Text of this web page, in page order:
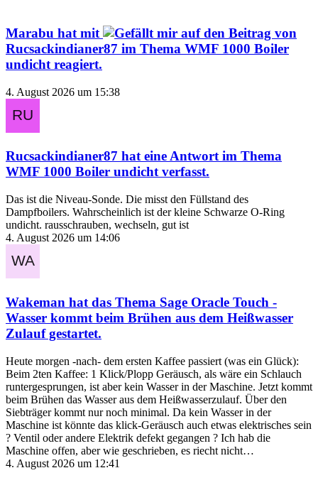
Marabu hat mit
auf den Beitrag von
Rucsackindianer87 im Thema WMF 1000 Boiler
undicht reagiert.
4. August 2026 um 15:38
Rucsackindianer87 hat eine Antwort im Thema
WMF 1000 Boiler undichtverfasst.
Das ist die Niveau-Sonde. Die misst den Füllstand des
Dampfboilers. Wahrscheinlich ist der kleine Schwarze O-Ring
undicht. rausschrauben, wechseln, gut ist
4. August 2026 um 14:06
Wakeman hat das Thema Sage Oracle Touch -
Wasser kommt beim Brühen aus dem Heißwasser
Zulaufgestartet.
Heute morgen -nach- dem ersten Kaffee passiert (was ein Glück):
Beim 2ten Kaffee: 1 Klick/Plopp Geräusch, als wäre ein Schlauch
runtergesprungen, ist aber kein Wasser in der Maschine. Jetzt kommt
beim Brühen das Wasser aus dem Heißwasserzulauf. Über den
Siebträger kommt nur noch minimal. Da kein Wasser in der
Maschine ist könnte das klick-Geräusch auch etwas elektrisches sein
? Ventil oder andere Elektrik defekt gegangen ? Ich hab die
Maschine offen, aber wie geschrieben, es riecht nicht…
4. August 2026 um 12:41